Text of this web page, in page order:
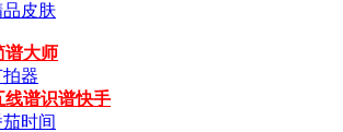
品皮肤
谱大师
拍器
线谱识谱快手
茄时间